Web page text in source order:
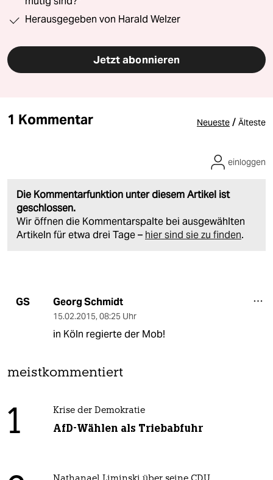
Herausgegeben von Harald Welzer
Jetzt abonnieren
1 Kommentar Neueste / Älteste
Die Kommentarfunktion unter diesem Artikel ist
geschlossen.
Wir öffnen die Kommentarspalte bei ausgewählten
Artikeln für etwa drei Tage – hier sind sie zu finden.
einloggen
GS Georg Schmidt
15.02.2015, 08:25 Uhr
in Köln regierte der Mob!
meistkommentiert
1 Krise der Demokratie
AfD-Wählen als Triebabfuhr